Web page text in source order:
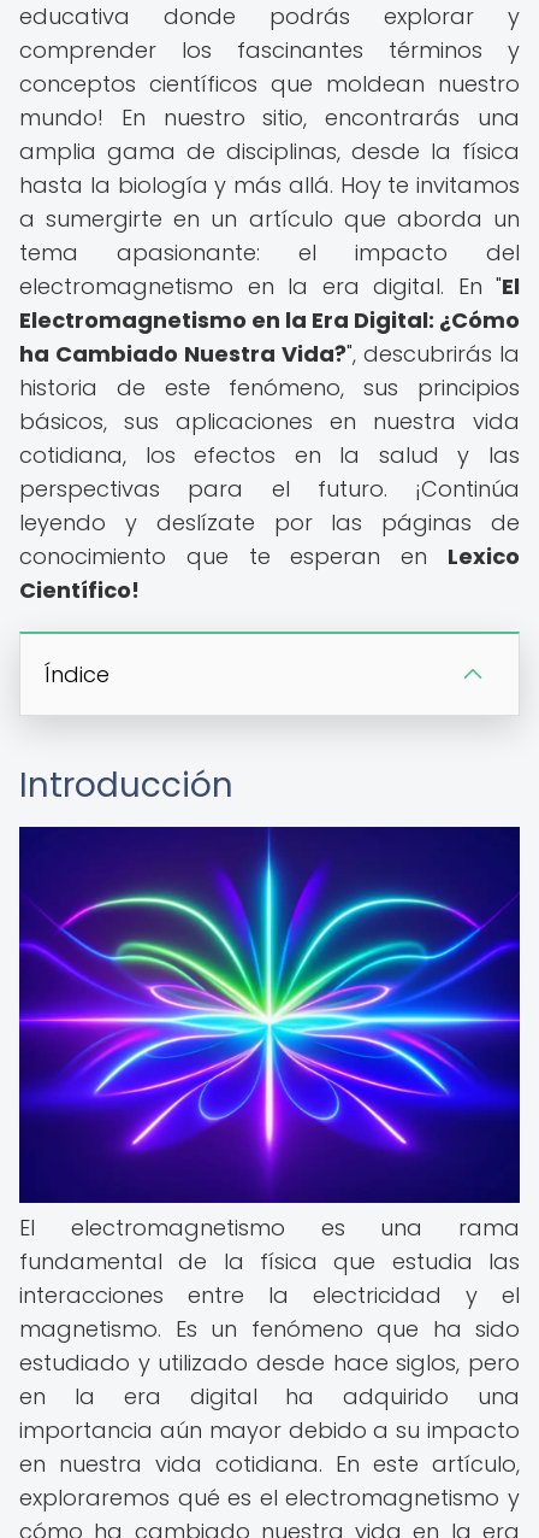
educativa donde podrás explorar y
comprender los fascinantes términos y
conceptos científicos que moldean nuestro
mundo! En nuestro sitio, encontrarás una
amplia gama de disciplinas, desde la física
hasta la biología y más allá. Hoy te invitamos
a sumergirte en un artículo que aborda un
tema apasionante: el impacto del
electromagnetismo en la era digital. En "El
Electromagnetismo en la Era Digital: ¿Cómo
ha Cambiado Nuestra Vida?", descubrirás la
historia de este fenómeno, sus principios
básicos, sus aplicaciones en nuestra vida
cotidiana, los efectos en la salud y las
perspectivas para el futuro. ¡Continúa
leyendo y deslízate por las páginas de
conocimiento que te esperan en Lexico
Científico!
Índice
Introducción
El electromagnetismo es una rama
fundamental de la física que estudia las
interacciones entre la electricidad y el
magnetismo. Es un fenómeno que ha sido
estudiado y utilizado desde hace siglos, pero
en la era digital ha adquirido una
importancia aún mayor debido a su impacto
en nuestra vida cotidiana. En este artículo,
exploraremos qué es el electromagnetismo y
cómo ha cambiado nuestra vida en la era